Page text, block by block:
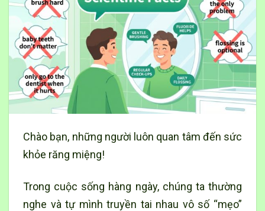
Chào bạn, những người luôn quan tâm đến sức
khỏe răng miệng!
Trong cuộc sống hàng ngày, chúng ta thường
nghe và tự mình truyền tai nhau vô số “mẹo”